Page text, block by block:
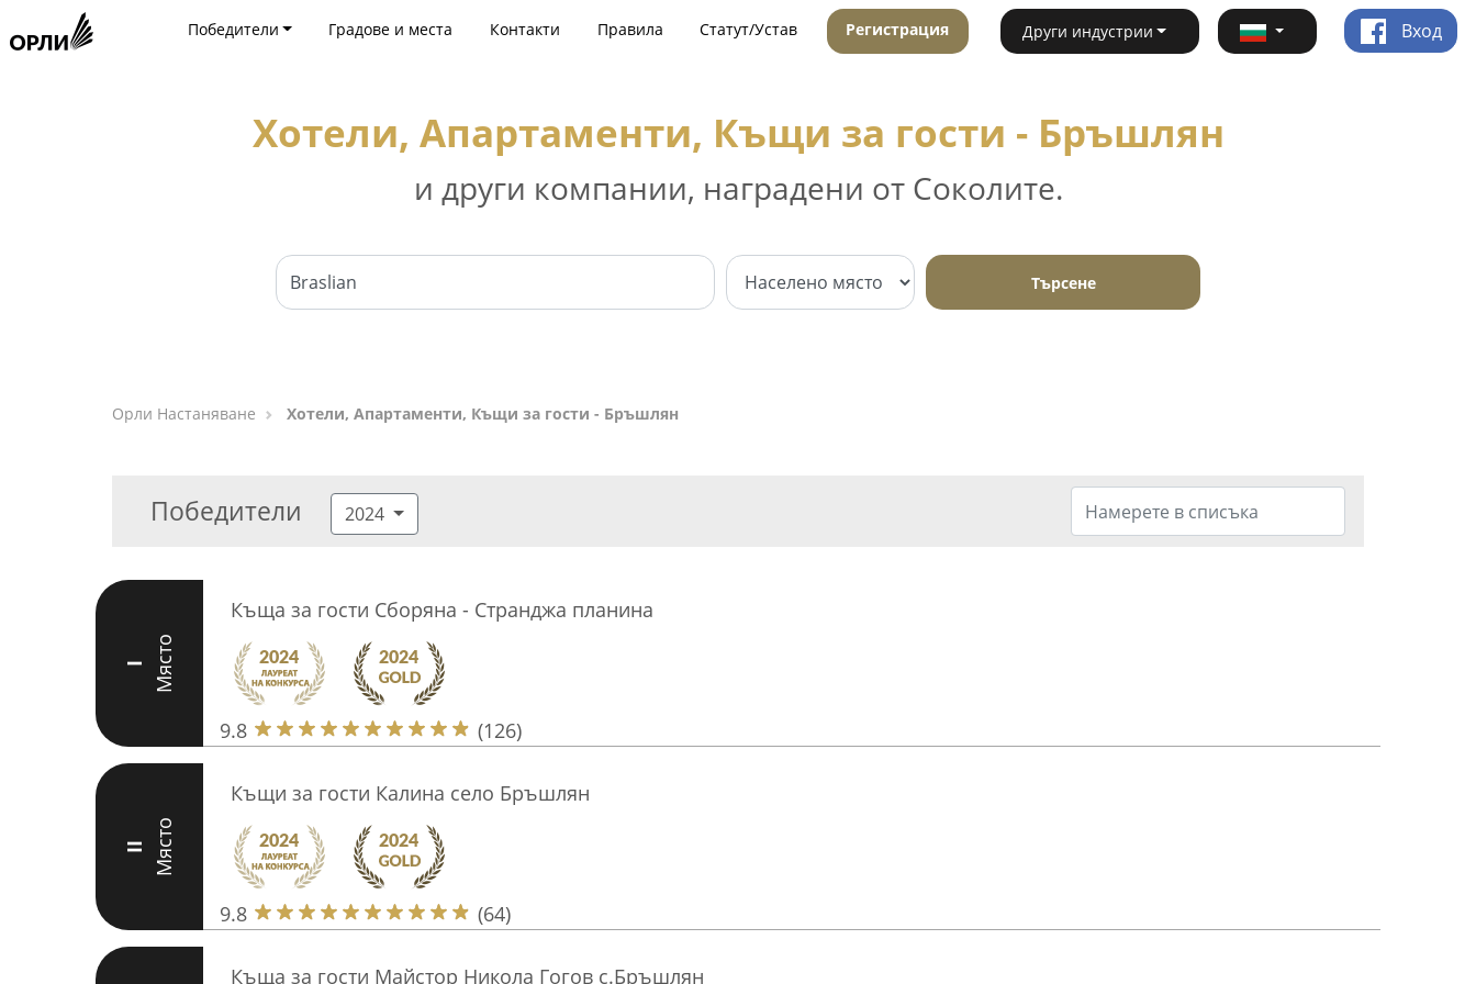
Победители Градове и места Контакти Правила Статут/Устав Регистрация Други индустрии Вход
Хотели, Апартаменти, Къщи за гости - Бръшлян
и други компании, наградени от Соколите.
Търсене
Орли Настаняване Хотели, Апартаменти, Къщи за гости - Бръшлян
Победители 2024
I Място
Къща за гости Сборяна - Странджа планина
9.8 (126)
II Място
Къщи за гости Калина село Бръшлян
9.8 (64)
Къща за гости Майстор Никола Гогов с.Бръшлян